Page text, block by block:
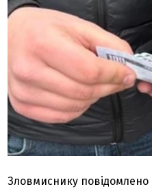
Зловмиснику повідомлено